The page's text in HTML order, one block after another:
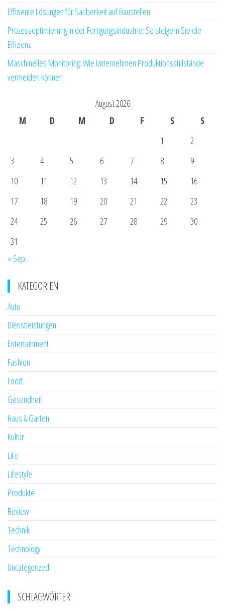
Effiziente Lösungen für Sauberkeit auf Baustellen
Prozessoptimierung in der Fertigungsindustrie: So steigern Sie die
Effizienz
Maschinelles Monitoring: Wie Unternehmen Produktionsstillstände
vermeiden können
August 2026
M
D M D F S
S
1
2
3
4 5 6 7 8
9
10
11 12 13 14 15
16
17
18 19 20 21 22
23
24
25 26 27 28 29
30
31
« Sep.
KATEGORIEN
Auto
Dienstleistungen
Entertainment
Fashion
Food
Gesundheit
Haus & Garten
Kultur
Life
Lifestyle
Produkte
Review
Technik
Technology
Uncategorized
SCHLAGWÖRTER